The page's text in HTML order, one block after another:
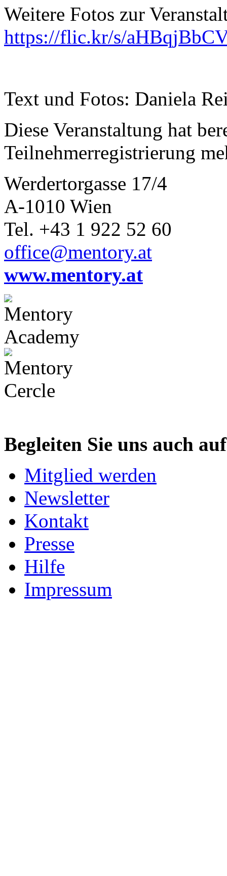
Weitere Fotos zur
https://flic.kr/s/
Text und Fotos: Daniela
Diese Veranstaltung hat
Teilnehmerregistrierung
Werdertorgasse 17/4
A-1010 Wien
Tel. +43 1 922 52 60
office@mentory.at
www.mentory.at
Begleiten Sie uns auch
Mitglied werden
Newsletter
Kontakt
Presse
Hilfe
Impressum